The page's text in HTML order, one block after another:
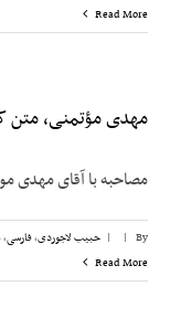
Read More
مهدی مؤتمنی، متن
مصاحبه با آقای مهدی
By
|
| حبیب لاجوردی,فارسی,
Read More